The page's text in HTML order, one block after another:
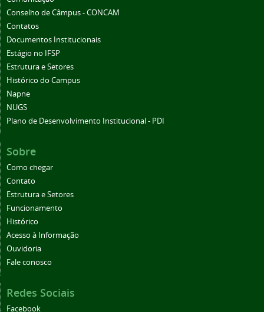
Conselho de Câmpus - CONCAM
Contatos
Documentos Institucionais
Estágio no IFSP
Estrutura e Setores
Histórico do Campus
Napne
NUGS
Plano de Desenvolvimento Institucional - PDI
Sobre
Como chegar
Contato
Estrutura e Setores
Funcionamento
Histórico
Acesso à Informação
Ouvidoria
Fale conosco
Redes Sociais
Facebook